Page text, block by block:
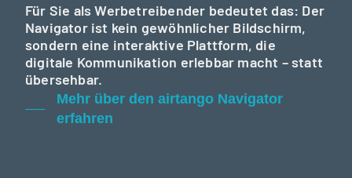
Für Sie als Werbetreibender bedeutet das: Der
Navigator ist kein gewöhnlicher Bildschirm,
sondern eine interaktive Plattform, die
digitale Kommunikation erlebbar macht – statt
übersehbar.
Mehr über den airtango Navigator
erfahren